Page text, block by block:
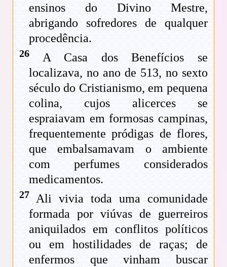
ensinos do Divino Mestre,
abrigando sofredores de qualquer
procedência.
26 A Casa dos Benefícios se
localizava, no ano de 513, no sexto
século do Cristianismo, em pequena
colina, cujos alicerces se
espraiavam em formosas campinas,
frequentemente pródigas de flores,
que embalsamavam o ambiente
com perfumes considerados
medicamentos.
27 Ali vivia toda uma comunidade
formada por viúvas de guerreiros
aniquilados em conflitos políticos
ou em hostilidades de raças; de
enfermos que vinham buscar